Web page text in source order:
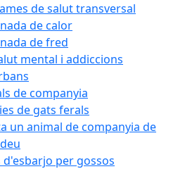
de salut transversal
de calor
de fred
mental i addiccions
de companyia
de gats ferals
un animal de companyia de
d'esbarjo per gossos